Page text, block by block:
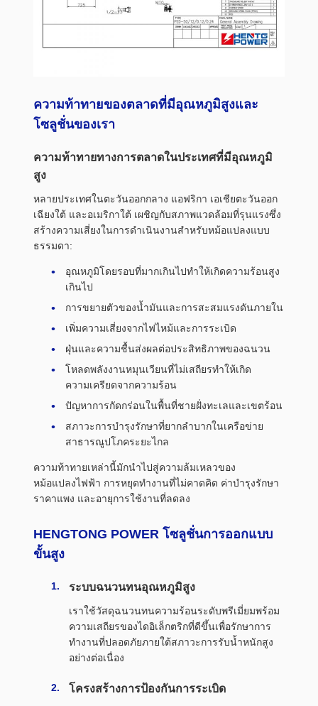
ความท้าทายของตลาดที่มีอุณหภูมิสูงและ
โซลูชั่นของเรา
ความท้าทายทางการตลาดในประเทศที่มีอุณหภูมิ
สูง
หลายประเทศในตะวันออกกลาง แอฟริกา เอเชียตะวันออก
เฉียงใต้ และอเมริกาใต้ เผชิญกับสภาพแวดล้อมที่รุนแรงซึ่ง
สร้างความเสี่ยงในการดำเนินงานสำหรับหม้อแปลงแบบ
ธรรมดา:
อุณหภูมิโดยรอบที่มากเกินไปทำให้เกิดความร้อนสูง
เกินไป
การขยายตัวของน้ำมันและการสะสมแรงดันภายใน
เพิ่มความเสี่ยงจากไฟไหม้และการระเบิด
ฝุ่นและความชื้นส่งผลต่อประสิทธิภาพของฉนวน
โหลดพลังงานหมุนเวียนที่ไม่เสถียรทำให้เกิด
ความเครียดจากความร้อน
ปัญหาการกัดกร่อนในพื้นที่ชายฝั่งทะเลและเขตร้อน
สภาวะการบำรุงรักษาที่ยากลำบากในเครือข่าย
สาธารณูปโภคระยะไกล
ความท้าทายเหล่านี้มักนำไปสู่ความล้มเหลวของ
หม้อแปลงไฟฟ้า การหยุดทำงานที่ไม่คาดคิด ค่าบำรุงรักษา
ราคาแพง และอายุการใช้งานที่ลดลง
HENGTONG POWER โซลูชั่นการออกแบบ
ขั้นสูง
ระบบฉนวนทนอุณหภูมิสูง
เราใช้วัสดุฉนวนทนความร้อนระดับพรีเมี่ยมพร้อม
ความเสถียรของไดอิเล็กตริกที่ดีขึ้นเพื่อรักษาการ
ทำงานที่ปลอดภัยภายใต้สภาวะการรับน้ำหนักสูง
อย่างต่อเนื่อง
โครงสร้างการป้องกันการระเบิด